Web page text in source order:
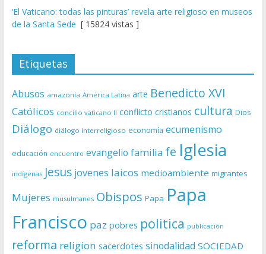
‘El Vaticano: todas las pinturas’ revela arte religioso en museos
de la Santa Sede [ 15824 vistas ]
Etiquetas
Abusos amazonía América Latina arte Benedicto XVI
Católicos concilio vaticano II conflicto cristianos cultura Dios
Diálogo diálogo interreligioso economía ecumenismo
educación encuentro evangelio familia fe Iglesia
indígenas Jesus jovenes laicos medioambiente migrantes
Mujeres musulmanes Obispos Papa Papa
Francisco paz pobres politica publicación
reforma religion sacerdotes sinodalidad SOCIEDAD